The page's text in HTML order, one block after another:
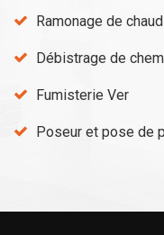
Ramonage de
Débistrage de
Fumisterie Ver
Poseur et pose de